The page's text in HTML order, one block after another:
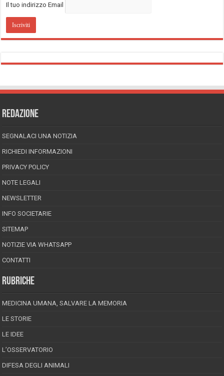
Il tuo indirizzo Email
REDAZIONE
SEGNALACI UNA NOTIZIA
RICHIEDI INFORMAZIONI
PRIVACY POLICY
NOTE LEGALI
NEWSLETTER
INFO SOCIETARIE
SITEMAP
NOTIZIE VIA WHATSAPP
CONTATTI
RUBRICHE
MEDICINA UMANA, SALVARE LA MEMORIA
LE STORIE
LE IDEE
L’OSSERVATORIO
DIFESA DEGLI ANIMALI